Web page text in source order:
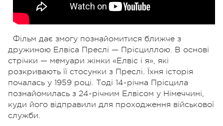
Фільм дає змогу познайомитися ближче з
дружиною Елвіса Преслі — Прісциллою. В основі
стрічки — мемуари жінки «Елвіс і я», які
розкривають її стосунки з Преслі. Їхня історія
почалась у 1959 році. Тоді 14-річна Прісцила
познайомилась з 24-річним Елвісом у Німеччині,
куди його відправили для проходження військової
служби.